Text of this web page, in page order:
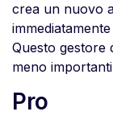
crea un nuovo
Questo gestore
meno
Pro